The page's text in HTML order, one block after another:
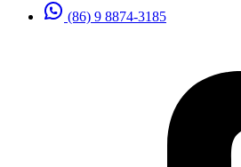
(86) 9 8874-3185